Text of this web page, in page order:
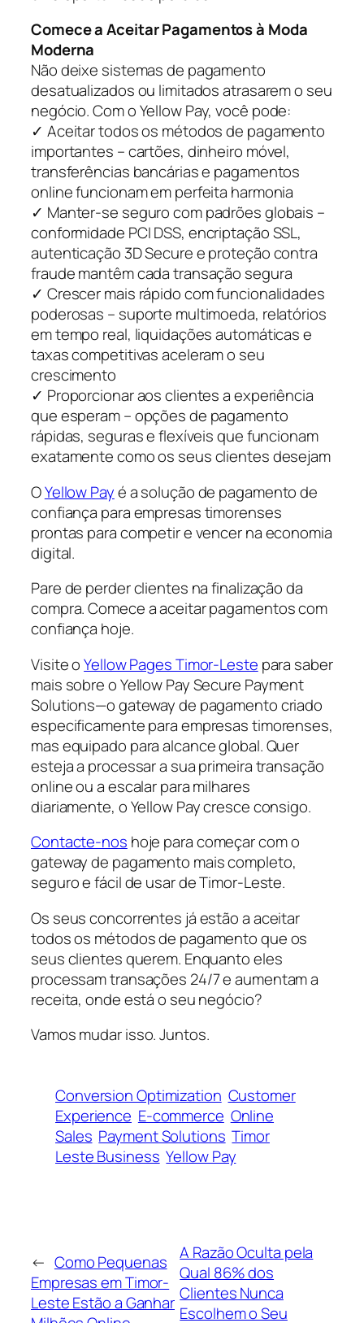
Comece a Aceitar Pagamentos à Moda
Moderna
Não deixe sistemas de pagamento
desatualizados ou limitados atrasarem o seu
negócio. Com o Yellow Pay, você pode:
✓ Aceitar todos os métodos de pagamento
importantes – cartões, dinheiro móvel,
transferências bancárias e pagamentos
online funcionam em perfeita harmonia
✓ Manter-se seguro com padrões globais –
conformidade PCI DSS, encriptação SSL,
autenticação 3D Secure e proteção contra
fraude mantêm cada transação segura
✓ Crescer mais rápido com funcionalidades
poderosas – suporte multimoeda, relatórios
em tempo real, liquidações automáticas e
taxas competitivas aceleram o seu
crescimento
✓ Proporcionar aos clientes a experiência
que esperam – opções de pagamento
rápidas, seguras e flexíveis que funcionam
exatamente como os seus clientes desejam
OYellow Payé a solução de pagamento de
confiança para empresas timorenses
prontas para competir e vencer na economia
digital.
Pare de perder clientes na finalização da
compra. Comece a aceitar pagamentos com
confiança hoje.
Visite oYellow Pages Timor-Leste para saber
mais sobre o Yellow Pay Secure Payment
Solutions—o gateway de pagamento criado
especificamente para empresas timorenses,
mas equipado para alcance global. Quer
esteja a processar a sua primeira transação
online ou a escalar para milhares
diariamente, o Yellow Pay cresce consigo.
Contacte-nos hoje para começar com o
gateway de pagamento mais completo,
seguro e fácil de usar de Timor-Leste.
Os seus concorrentes já estão a aceitar
todos os métodos de pagamento que os
seus clientes querem. Enquanto eles
processam transações 24/7 e aumentam a
receita, onde está o seu negócio?
Vamos mudar isso. Juntos.
Conversion Optimization Customer
Experience E-commerce Online
Sales Payment Solutions Timor
Leste Business Yellow Pay
← Como Pequenas
Empresas em Timor-
Leste Estão a Ganhar
A Razão Oculta pela
Qual 86% dos
Clientes Nunca
Escolhem o Seu